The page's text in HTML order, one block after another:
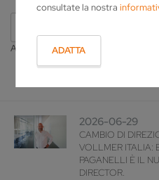
consultate la nostra
ADATTA
Anno di pubblicazione
2026-06-29
CAMBIO DI
VOLLMER ITALIA:
PAGANELLI È IL
DIRECTOR.